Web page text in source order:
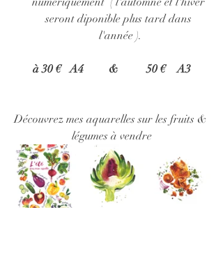
seront diponible plus tard dans
l'année ).
à 30 €   A4         &          50 €    A3
Découvrez mes aquarelles sur les fruits &
légumes à vendre